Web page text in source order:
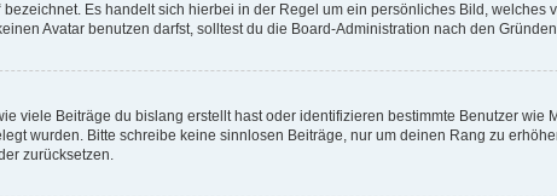
Es handelt sich hierbei in der Regel um ein persönliches Bild,
Avatar benutzen darfst, solltest du die Board-Administration nach den
viele Beiträge du bislang erstellt hast oder identifizieren bestimmte Benutzer
wurden. Bitte schreibe keine sinnlosen Beiträge, nur um deinen Rang zu
zurücksetzen.